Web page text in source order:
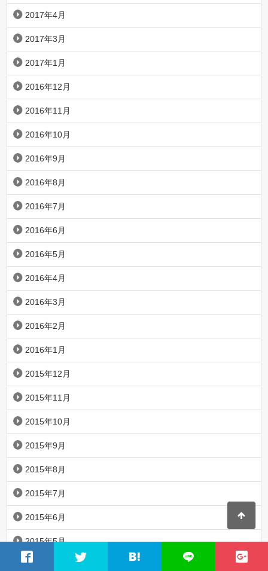
2017年4月
2017年3月
2017年1月
2016年12月
2016年11月
2016年10月
2016年9月
2016年8月
2016年7月
2016年6月
2016年5月
2016年4月
2016年3月
2016年2月
2016年1月
2015年12月
2015年11月
2015年10月
2015年9月
2015年8月
2015年7月
2015年6月
2015年5月
2015年4月